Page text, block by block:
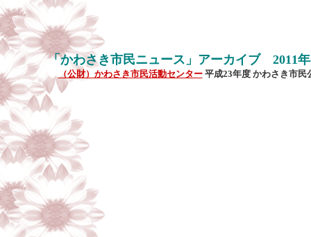
「かわさき市民ニュース」アーカイブ 2011
（公財）かわさき市民活動センター平成23年度 かわさき市民